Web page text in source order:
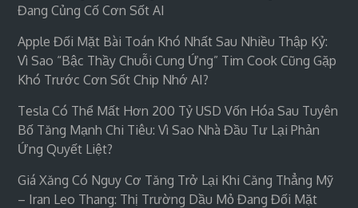
Đang Củng Cố Cơn Sốt AI
Apple Đối Mặt Bài Toán Khó Nhất Sau Nhiều Thập Kỷ:
Vì Sao “bậc Thầy Chuỗi Cung Ứng” Tim Cook Cũng Gặp
Khó Trước Cơn Sốt Chip Nhớ AI?
Tesla Có Thể Mất Hơn 200 Tỷ USD Vốn Hóa Sau Tuyên
Bố Tăng Mạnh Chi Tiêu: Vì Sao Nhà Đầu Tư Lại Phản
Ứng Quyết Liệt?
Giá Xăng Có Nguy Cơ Tăng Trở Lại Khi Căng Thẳng Mỹ
– Iran Leo Thang: Thị Trường Dầu Mỏ Đang Đối Mặt